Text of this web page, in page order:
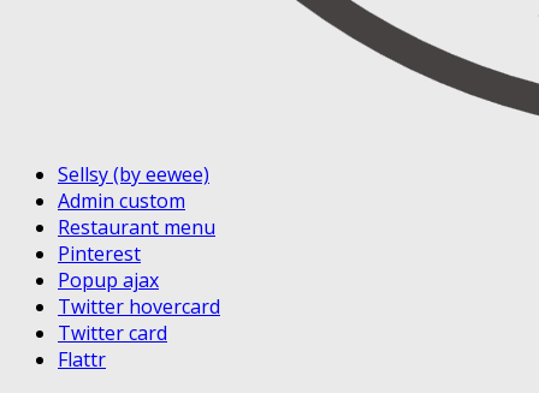
Sellsy (by eewee)
Admin custom
Restaurant menu
Pinterest
Popup ajax
Twitter hovercard
Twitter card
Flattr